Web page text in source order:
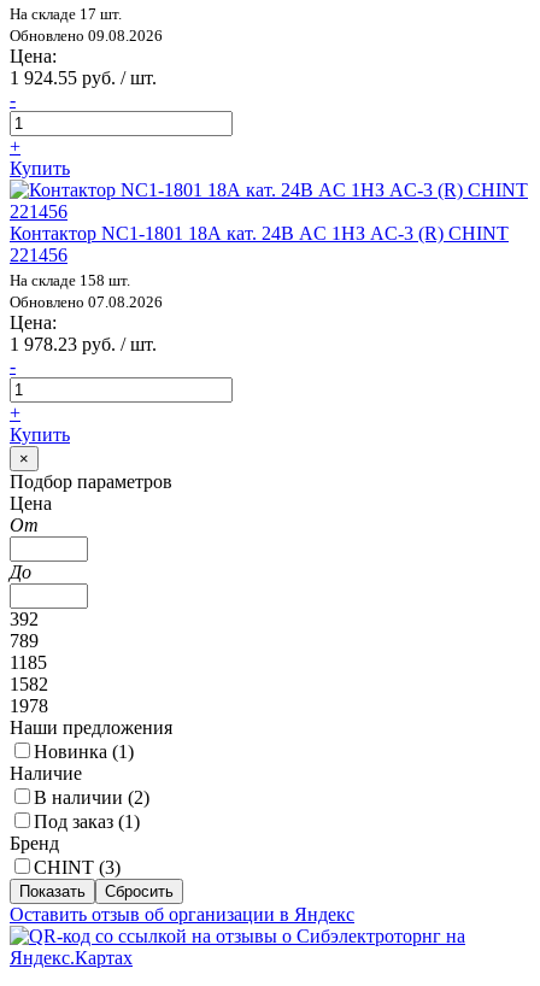
На складе 17 шт.
Обновлено 09.08.2026
Цена:
1 924.55 руб. / шт.
-
+
Купить
Контактор NC1-1801 18А кат. 24В AC 1НЗ AC-3 (R) CHINT
221456
На складе 158 шт.
Обновлено 07.08.2026
Цена:
1 978.23 руб. / шт.
-
+
Купить
×
Подбор параметров
Цена
От
До
392
789
1185
1582
1978
Наши предложения
Новинка (1)
Наличие
В наличии (2)
Под заказ (1)
Бренд
CHINT (3)
Оставить отзыв об организации в Яндекс